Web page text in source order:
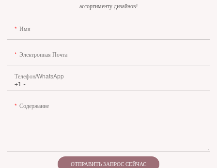
ассортименту дизайнов!
Имя
Электронная Почта
+1
Телефон/WhatsApp
Содержание
ОТПРАВИТЬ ЗАПРОС СЕЙЧАС